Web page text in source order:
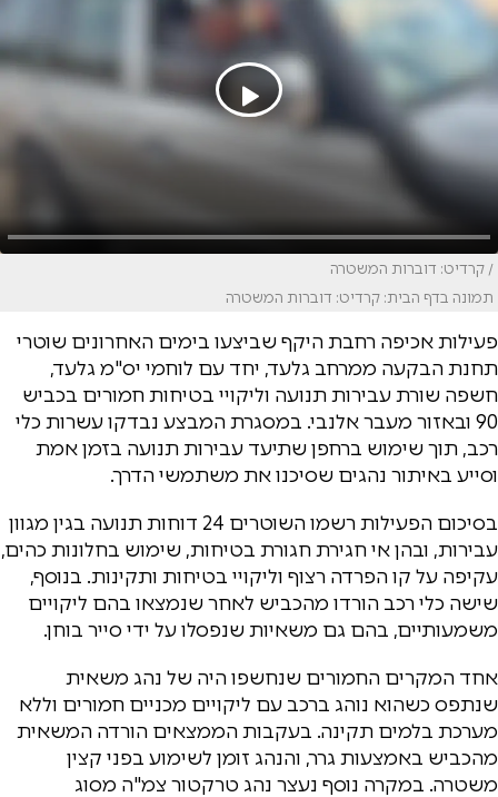
/ קרדיט: דוברות המשטרה
תמונה בדף הבית: קרדיט: דוברות המשטרה
פעילות אכיפה רחבת היקף שביצעו בימים האחרונים שוטרי
תחנת הבקעה ממרחב גלעד, יחד עם לוחמי יס"מ גלעד,
חשפה שורת עבירות תנועה וליקויי בטיחות חמורים בכביש
90 ובאזור מעבר אלנבי. במסגרת המבצע נבדקו עשרות כלי
רכב, תוך שימוש ברחפן שתיעד עבירות תנועה בזמן אמת
וסייע באיתור נהגים שסיכנו את משתמשי הדרך.
בסיכום הפעילות רשמו השוטרים 24 דוחות תנועה בגין מגוון
עבירות, ובהן אי חגירת חגורת בטיחות, שימוש בחלונות כהים,
עקיפה על קו הפרדה רצוף וליקויי בטיחות ותקינות. בנוסף,
שישה כלי רכב הורדו מהכביש לאחר שנמצאו בהם ליקויים
משמעותיים, בהם גם משאיות שנפסלו על ידי סייר בוחן.
אחד המקרים החמורים שנחשפו היה של נהג משאית
שנתפס כשהוא נוהג ברכב עם ליקויים מכניים חמורים וללא
מערכת בלמים תקינה. בעקבות הממצאים הורדה המשאית
מהכביש באמצעות גרר, והנהג זומן לשימוע בפני קצין
משטרה. במקרה נוסף נעצר נהג טרקטור צמ"ה מסוג